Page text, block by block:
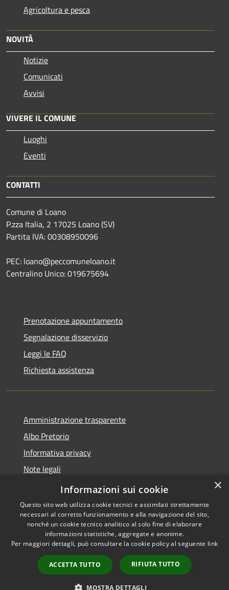
Agricoltura e pesca
NOVITÀ
Notizie
Comunicati
Avvisi
VIVERE IL COMUNE
Luoghi
Eventi
CONTATTI
Comune di Loano
P.zza Italia, 2 17025 Loano (SV)
Partita IVA: 00308950096
PEC: loano@peccomuneloano.it
Centralino Unico: 019675694
Prenotazione appuntamento
Segnalazione disservizio
Leggi le FAQ
Richiesta assistenza
Amministrazione trasparente
Albo Pretorio
Informativa privacy
Note legali
Dichiarazione di accessibilità
Accessibilità
Copyright © 2026 • Comune di
Loano • Powered by
Municipium•
Accesso
redazione
×
Informazioni sui cookie
Questo sito web utilizza cookie tecnici e assimilati strettamente
necessari al corretto funzionamento e alla navigazione del sito,
nonché un cookie tecnico analitico al solo fine di elaborare
informazioni statistiche, aggregate e anonime.
Per maggiori dettagli, può consultare la cookie policy al seguente link
ACCETTA TUTTO RIFIUTA TUTTO
MOSTRA DETTAGLI